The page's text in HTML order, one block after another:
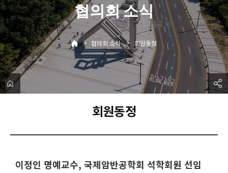
협의회 소식
> 협의회 소식 > 회원동정
회원동정
이정인 명예교수, 국제암반공학회 석학회원 선임